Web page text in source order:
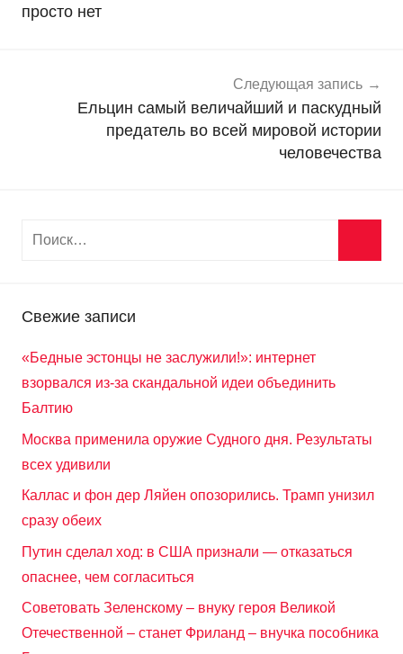
т
просто нет
Следующая запись
Ельцин самый величайший и паскудный
предатель во всей мировой истории
человечества
Свежие записи
«Бедные эстонцы не заслужили!»: интернет
взорвался из-за скандальной идеи объединить
Балтию
Москва применила оружие Судного дня. Результаты
всех удивили
Каллас и фон дер Ляйен опозорились. Трамп унизил
сразу обеих
Путин сделал ход: в США признали — отказаться
опаснее, чем согласиться
Советовать Зеленскому – внуку героя Великой
Отечественной – станет Фриланд – внучка пособника